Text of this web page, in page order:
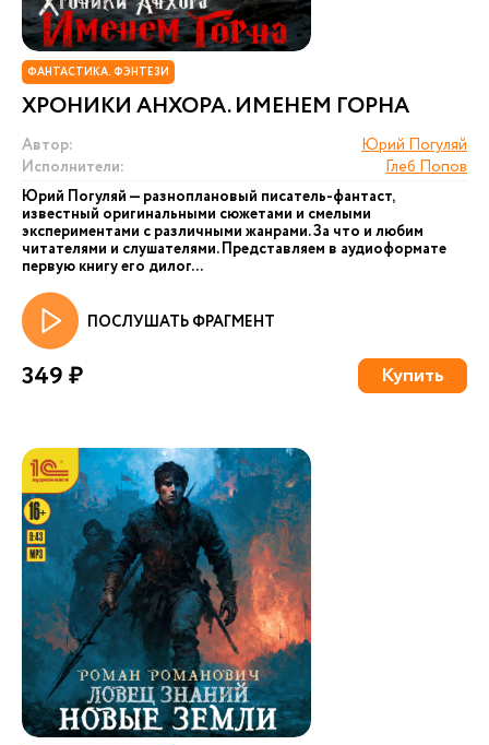
ФАНТАСТИКА. ФЭНТЕЗИ
ХРОНИКИ АНХОРА. ИМЕНЕМ ГОРНА
Автор:
Юрий Погуляй
Исполнители:
Глеб Попов
Юрий Погуляй — разноплановый писатель-фантаст,
известный оригинальными сюжетами и смелыми
экспериментами с различными жанрами. За что и любим
читателями и слушателями. Представляем в аудиоформате
первую книгу его дилог...
ПОСЛУШАТЬ ФРАГМЕНТ
349 ₽ Купить